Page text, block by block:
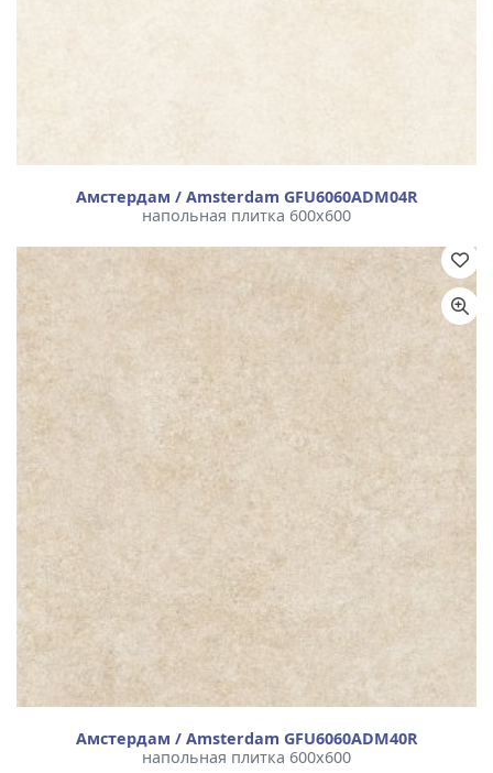
Амстердам / Amsterdam GFU6060ADM04R
напольная плитка 600x600
Амстердам / Amsterdam GFU6060ADM40R
напольная плитка 600x600